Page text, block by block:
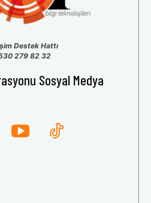
Destek Hattı
279 82 32
Sosyal Medya